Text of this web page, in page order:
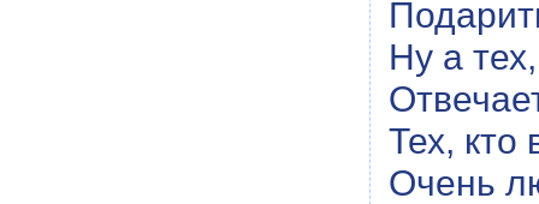
Ну а
Тех, кто
Очень